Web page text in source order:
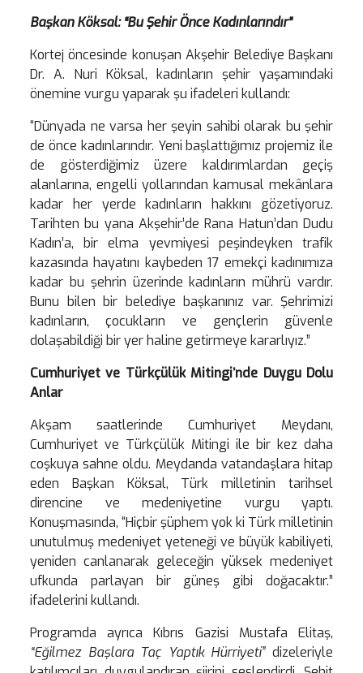
Başkan Köksal: “Bu Şehir Önce Kadınlarındır”
Kortej öncesinde konuşan Akşehir Belediye Başkanı
Dr. A. Nuri Köksal, kadınların şehir yaşamındaki
önemine vurgu yaparak şu ifadeleri kullandı:
“Dünyada ne varsa her şeyin sahibi olarak bu şehir
de önce kadınlarındır. Yeni başlattığımız projemiz ile
de gösterdiğimiz üzere kaldırımlardan geçiş
alanlarına, engelli yollarından kamusal mekânlara
kadar her yerde kadınların hakkını gözetiyoruz.
Tarihten bu yana Akşehir’de Rana Hatun’dan Dudu
Kadın’a, bir elma yevmiyesi peşindeyken trafik
kazasında hayatını kaybeden 17 emekçi kadınımıza
kadar bu şehrin üzerinde kadınların mührü vardır.
Bunu bilen bir belediye başkanınız var. Şehrimizi
kadınların, çocukların ve gençlerin güvenle
dolaşabildiği bir yer haline getirmeye kararlıyız.”
Cumhuriyet ve Türkçülük Mitingi’nde Duygu Dolu
Anlar
Akşam saatlerinde Cumhuriyet Meydanı,
Cumhuriyet ve Türkçülük Mitingi ile bir kez daha
coşkuya sahne oldu. Meydanda vatandaşlara hitap
eden Başkan Köksal, Türk milletinin tarihsel
direncine ve medeniyetine vurgu yaptı.
Konuşmasında, “Hiçbir şüphem yok ki Türk milletinin
unutulmuş medeniyet yeteneği ve büyük kabiliyeti,
yeniden canlanarak geleceğin yüksek medeniyet
ufkunda parlayan bir güneş gibi doğacaktır.”
ifadelerini kullandı.
Programda ayrıca Kıbrıs Gazisi Mustafa Elitaş,
“Eğilmez Başlara Taç Yaptık Hürriyeti”dizeleriyle